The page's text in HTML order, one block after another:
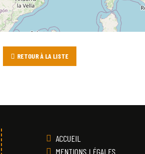
RETOUR À LA LISTE
ACCUEIL
MENTIONS LÉGALES